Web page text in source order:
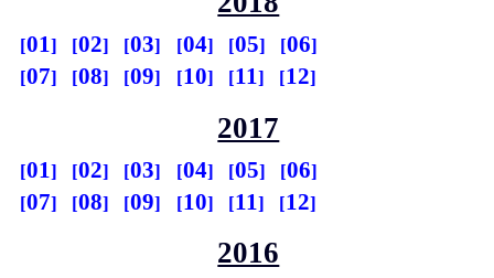
01 02 03 04 05
06
07
08 09 10 11 12
2017
01 02 03 04 05
06
07
08 09 10 11 12
2016